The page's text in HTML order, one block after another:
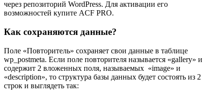
через репозиторий WordPress. Для активации его
возможностей купите ACF PRO.
Как сохраняются данные?
Поле «Повторитель» сохраняет свои данные в таблице
wp_postmeta. Если поле повторителя называется «gallery» и
содержит 2 вложенных поля, называемых «image» и
«description», то структура базы данных будет состоять из 2
строк и выглядеть так: